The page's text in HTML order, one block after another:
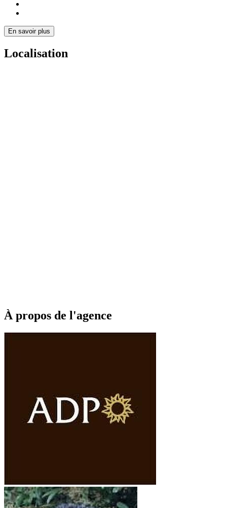
En savoir plus
Localisation
À propos de l'agence